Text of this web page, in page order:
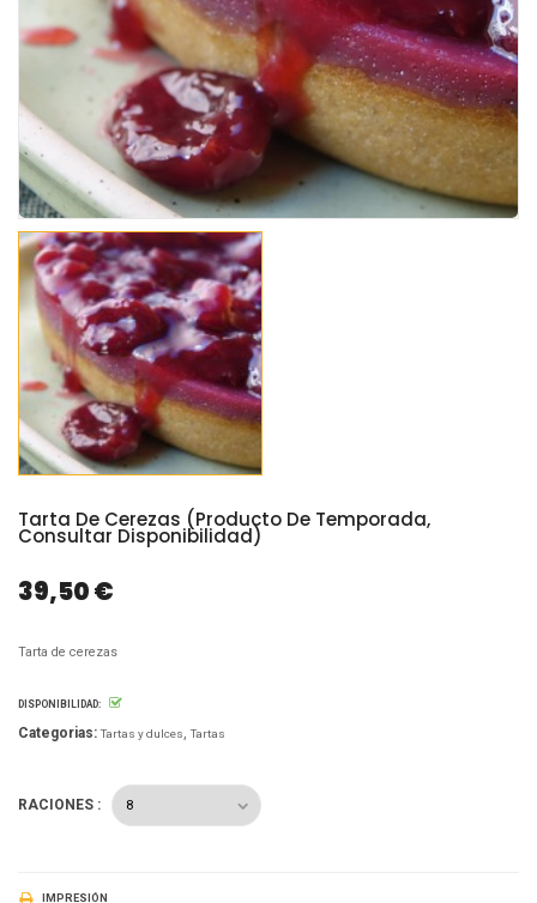
Tarta De Cerezas (producto De Temporada,
Consultar Disponibilidad)
39,50 €
Tarta de cerezas
DISPONIBILIDAD:
Categorias: Tartas y dulces Tartas
RACIONES :
IMPRESIÓN